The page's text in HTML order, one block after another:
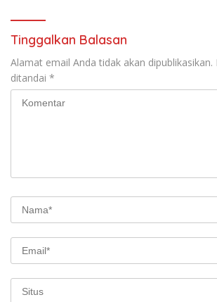
Tinggalkan Balasan
Alamat email Anda tidak akan dipublikasikan.
ditandai *